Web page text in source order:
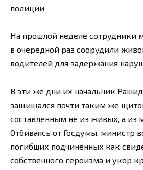
полиции
На прошлой неделе сотрудники
в очередной раз соорудили
водителей для задержания
В эти же дни их начальник
защищался почти таким же
составленным не из живых, а из
Отбиваясь от Госдумы, министр
погибших подчиненных как
собственного героизма и укор